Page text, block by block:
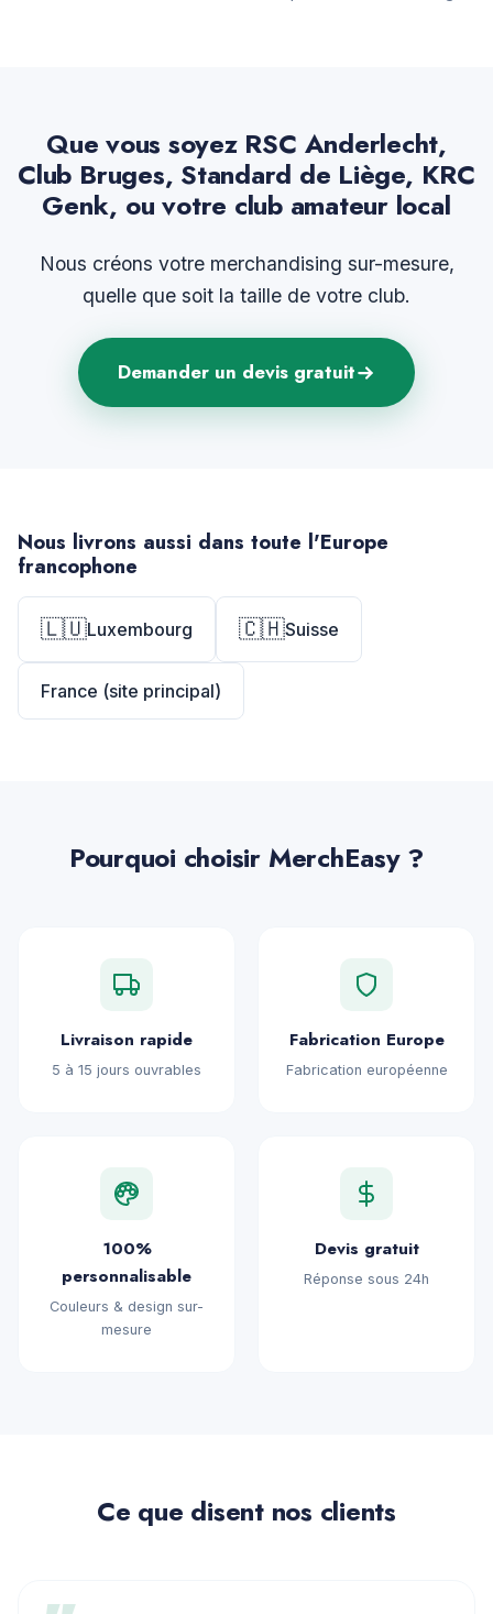
Que vous soyez RSC Anderlecht,
Club Bruges, Standard de Liège, KRC
Genk, ou votre club amateur local
Nous créons votre merchandising sur-mesure,
quelle que soit la taille de votre club.
Demander un devis gratuit
Nous livrons aussi dans toute l'Europe
francophone
🇱🇺Luxembourg 🇨🇭Suisse
France (site principal)
Pourquoi choisir MerchEasy ?
Livraison rapide
5 à 15 jours ouvrables
Fabrication Europe
Fabrication européenne
100%
personnalisable
Couleurs & design sur-
mesure
Devis gratuit
Réponse sous 24h
Ce que disent nos clients